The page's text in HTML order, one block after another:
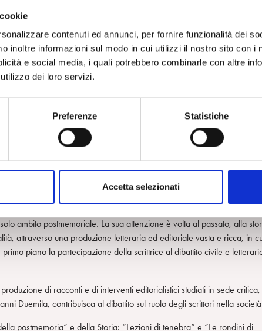
contenuti ed annunci, per fornire funzionalità dei
inoltre informazioni sul modo in cui utilizzi il nostro sito con i
e social media, i quali potrebbero combinarle con altre
dei loro servizi.
Preferenze Statistiche
Accetta selezionati
riferibili a diversi approcci critici, sono volti a sottolineare la
solo le forme e i contenuti, ma anche la postura, e la posizione dello
nel dibattito critico lanciato da Wu Ming 1 (v. p. 16), ha
attraverso la pubblicazione postuma del non finitoPetrolioper gli autori
un punto di riferimento per una forma di impegno nuova, per cui nelle
di comprensione de-ideologizzato con la realtà, unito a un
che pone al centro la responsabilità individuale e la
contemporanei per i quali Raffaele Donnarumma (2014) propone di
L’impegno postmoderno dello scrittore ha un carattere conoscitivo
Primo Levi, come una possibile forma di giustizia memoriale di
I romanzi della Janeczek possono iscriversi nel quadro della giustizia
Scurati (2017), ma anche come romanzi della postmemoria, come
(p. 18) come autrice collocabile nel filone letterario di stampo
Roberto Saviano. Helena Janeczek ha come oggetto unico della
una caratteristica oscillazione tra cronaca del tempo presente e
ambito postmemoriale. La sua attenzione è volta al passato, alla
attraverso una produzione letteraria ed editoriale vasta e ricca, in
piano la partecipazione della scrittrice al dibattito civile e
di racconti e di interventi editorialistici studiati in sede critica,
Duemila, contribuisca al dibattito sul ruolo degli scrittori nella
postmemoria” e della Storia: “Lezioni di tenebra” e “Le rondini di